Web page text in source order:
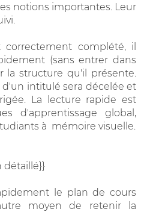
notions importantes. Leur
complété, il
(sans entrer dans
la structure qu'il présente.
intitulé sera décelée et
La lecture rapide est
d'apprentissage global,
à mémoire visuelle.
détaillé}}
le plan de cours
moyen de retenir la